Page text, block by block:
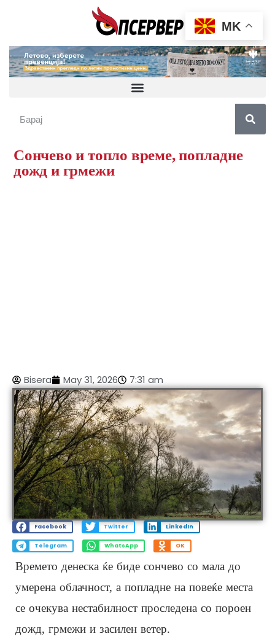
Сончево и топло време, попладне
дожд и грмежи
Bisera May 31, 2026 7:31 am
Facebook Twitter LinkedIn
Telegram WhatsApp OK
Времето денеска ќе биде сончево со мала до
умерена облачност, а попладне на повеќе места
се очекува нестабилност проследена со пороен
дожд, грмежи и засилен ветер.
MK